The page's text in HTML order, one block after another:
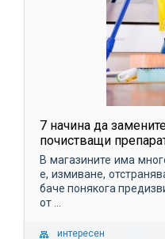
7 начина да
почистващи
В магазините има
е, измиване,
баче понякога
от ...
интересен